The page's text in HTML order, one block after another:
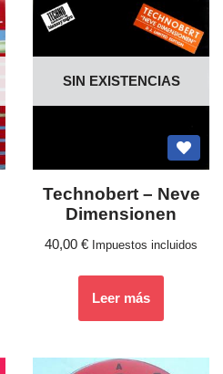
SIN EXISTENCIAS
Technobert – Neve
Dimensionen
40,00 € Impuestos incluidos
Leer más